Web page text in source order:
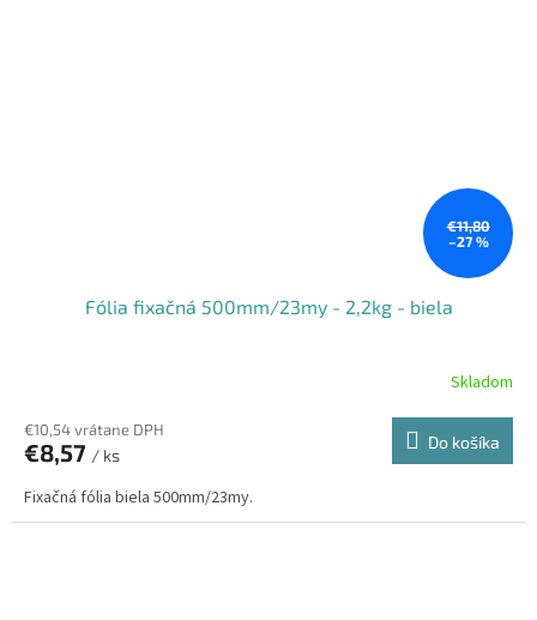
€11,80
–27 %
Fólia fixačná 500mm/23my - 2,2kg - biela
Skladom
€10,54 vrátane DPH
€8,57 / ks
Do košíka
Fixačná fólia biela 500mm/23my.